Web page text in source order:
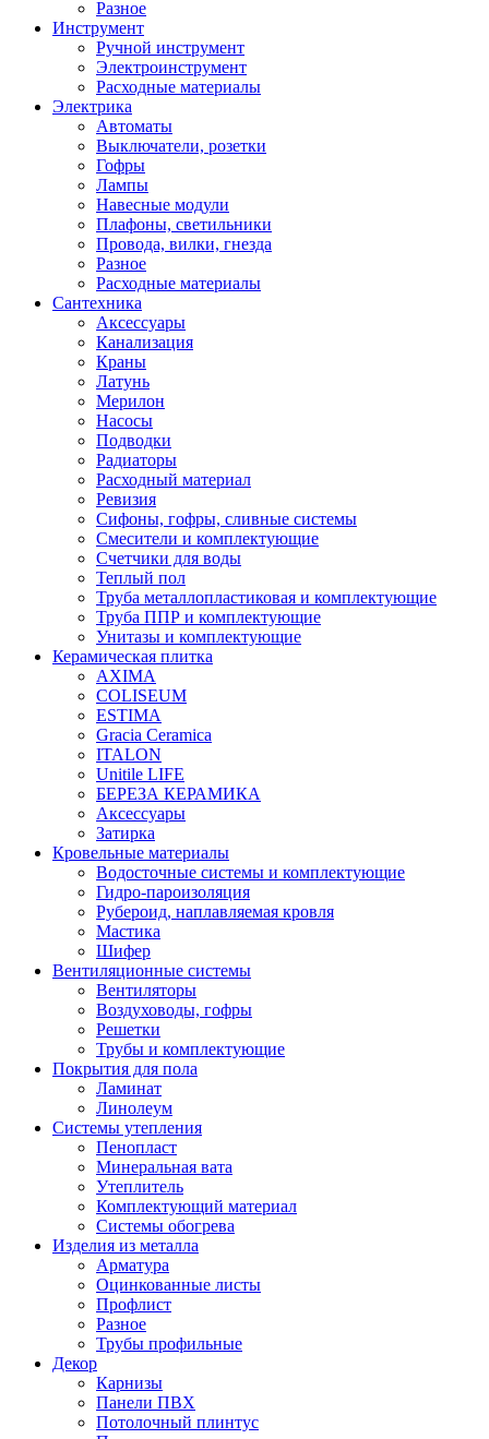
Разное
Инструмент
Ручной инструмент
Электроинструмент
Расходные материалы
Электрика
Автоматы
Выключатели, розетки
Гофры
Лампы
Навесные модули
Плафоны, светильники
Провода, вилки, гнезда
Разное
Расходные материалы
Сантехника
Аксессуары
Канализация
Краны
Латунь
Мерилон
Насосы
Подводки
Радиаторы
Расходный материал
Ревизия
Сифоны, гофры, сливные системы
Смесители и комплектующие
Счетчики для воды
Теплый пол
Труба металлопластиковая и комплектующие
Труба ППР и комплектующие
Унитазы и комплектующие
Керамическая плитка
AXIMA
COLISEUM
ESTIMA
Gracia Ceramica
ITALON
Unitile LIFE
БЕРЕЗА КЕРАМИКА
Аксессуары
Затирка
Кровельные материалы
Водосточные системы и комплектующие
Гидро-пароизоляция
Рубероид, наплавляемая кровля
Мастика
Шифер
Вентиляционные системы
Вентиляторы
Воздуховоды, гофры
Решетки
Трубы и комплектующие
Покрытия для пола
Ламинат
Линолеум
Системы утепления
Пенопласт
Минеральная вата
Утеплитель
Комплектующий материал
Системы обогрева
Изделия из металла
Арматура
Оцинкованные листы
Профлист
Разное
Трубы профильные
Декор
Карнизы
Панели ПВХ
Потолочный плинтус